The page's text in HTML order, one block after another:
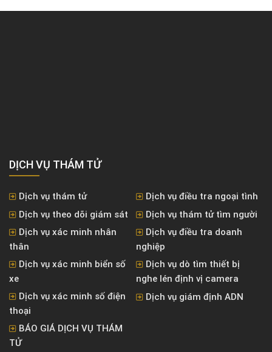
DỊCH VỤ THÁM TỬ
Dịch vụ thám tử
Dịch vụ điều tra ngoại tình
Dịch vụ theo dõi giám sát
Dịch vụ thám tử tìm người
Dịch vụ xác minh nhân
thân
Dịch vụ điều tra doanh
nghiệp
Dịch vụ xác minh biển số
xe
Dịch vụ dò tìm thiết bị
nghe lén định vị camera
Dịch vụ xác minh số điện
thoại
Dịch vụ giám định ADN
BÁO GIÁ DỊCH VỤ THÁM
TỬ